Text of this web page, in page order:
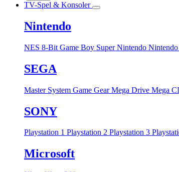
TV-Spel & Konsoler
Nintendo
NES 8-Bit Game Boy Super Nintendo
SEGA
Master System Game GearMega Drive Mega
SONY
Playstation 1 Playstation 2 Playstation 3
Microsoft